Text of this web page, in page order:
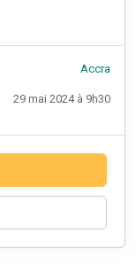
Accra
29 mai 2024 à 9h30